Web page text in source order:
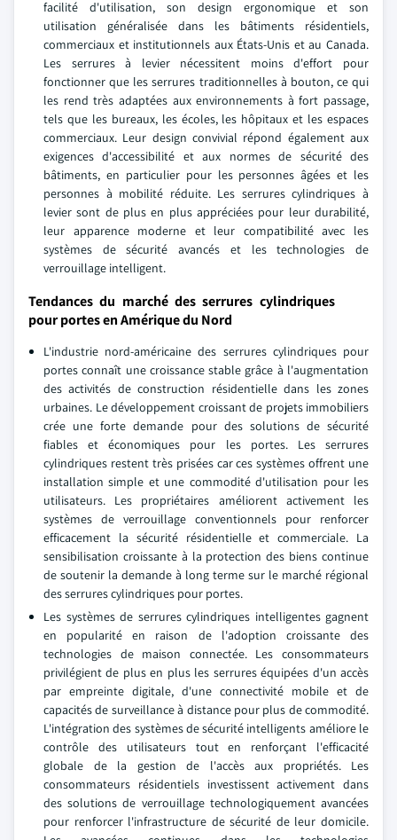
facilité d'utilisation, son design ergonomique et son
utilisation généralisée dans les bâtiments résidentiels,
commerciaux et institutionnels aux États-Unis et au Canada.
Les serrures à levier nécessitent moins d'effort pour
fonctionner que les serrures traditionnelles à bouton, ce qui
les rend très adaptées aux environnements à fort passage,
tels que les bureaux, les écoles, les hôpitaux et les espaces
commerciaux. Leur design convivial répond également aux
exigences d'accessibilité et aux normes de sécurité des
bâtiments, en particulier pour les personnes âgées et les
personnes à mobilité réduite. Les serrures cylindriques à
levier sont de plus en plus appréciées pour leur durabilité,
leur apparence moderne et leur compatibilité avec les
systèmes de sécurité avancés et les technologies de
verrouillage intelligent.
Tendances du marché des serrures cylindriques
pour portes en Amérique du Nord
L'industrie nord-américaine des serrures cylindriques pour
portes connaît une croissance stable grâce à l'augmentation
des activités de construction résidentielle dans les zones
urbaines. Le développement croissant de projets immobiliers
crée une forte demande pour des solutions de sécurité
fiables et économiques pour les portes. Les serrures
cylindriques restent très prisées car ces systèmes offrent une
installation simple et une commodité d'utilisation pour les
utilisateurs. Les propriétaires améliorent activement les
systèmes de verrouillage conventionnels pour renforcer
efficacement la sécurité résidentielle et commerciale. La
sensibilisation croissante à la protection des biens continue
de soutenir la demande à long terme sur le marché régional
des serrures cylindriques pour portes.
Les systèmes de serrures cylindriques intelligentes gagnent
en popularité en raison de l'adoption croissante des
technologies de maison connectée. Les consommateurs
privilégient de plus en plus les serrures équipées d'un accès
par empreinte digitale, d'une connectivité mobile et de
capacités de surveillance à distance pour plus de commodité.
L'intégration des systèmes de sécurité intelligents améliore le
contrôle des utilisateurs tout en renforçant l'efficacité
globale de la gestion de l'accès aux propriétés. Les
consommateurs résidentiels investissent activement dans
des solutions de verrouillage technologiquement avancées
pour renforcer l'infrastructure de sécurité de leur domicile.